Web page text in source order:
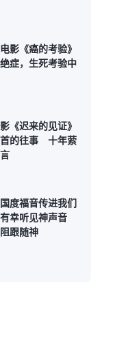
秘系列 选段279
秘系列 选段280
影《癌的考验》
症，生死考验中
《迟来的见证》
的往事 十年萦
度福音传进我们
幸听见神声音
跟随神